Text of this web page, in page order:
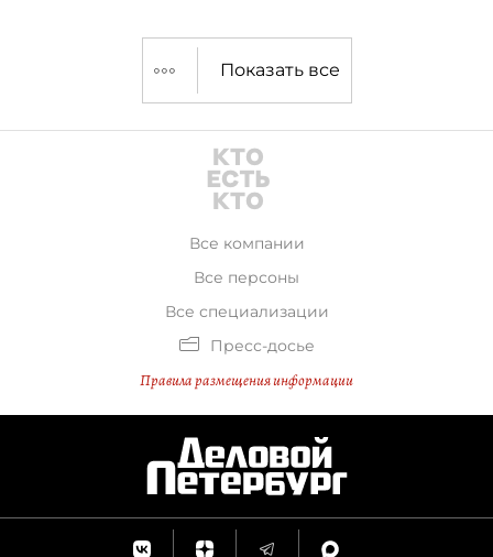
Показать все
Все компании
Все персоны
Все специализации
Пресс-досье
Правила размещения информации